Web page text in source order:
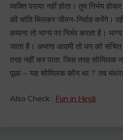
व्यक्ति पराया नहीं होता। तुम निर्भय
की भांति मिलकर जीवन-निर्वाह करेंगे।
कमाना तो भाग्य पर निर्भर करता है।
जाता है। अभागा आदमी तो धन को
तरह नहीं कर पाता, जिस तरह सोमिलक
पूछा – ‘यह सोमिलक कौन था ?’ तब
Also Check : Fun in Hindi